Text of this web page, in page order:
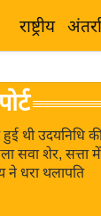
राष्ट्रीय
थी उदयनिधि
सवा शेर, सत्ता में
धरा थलापति